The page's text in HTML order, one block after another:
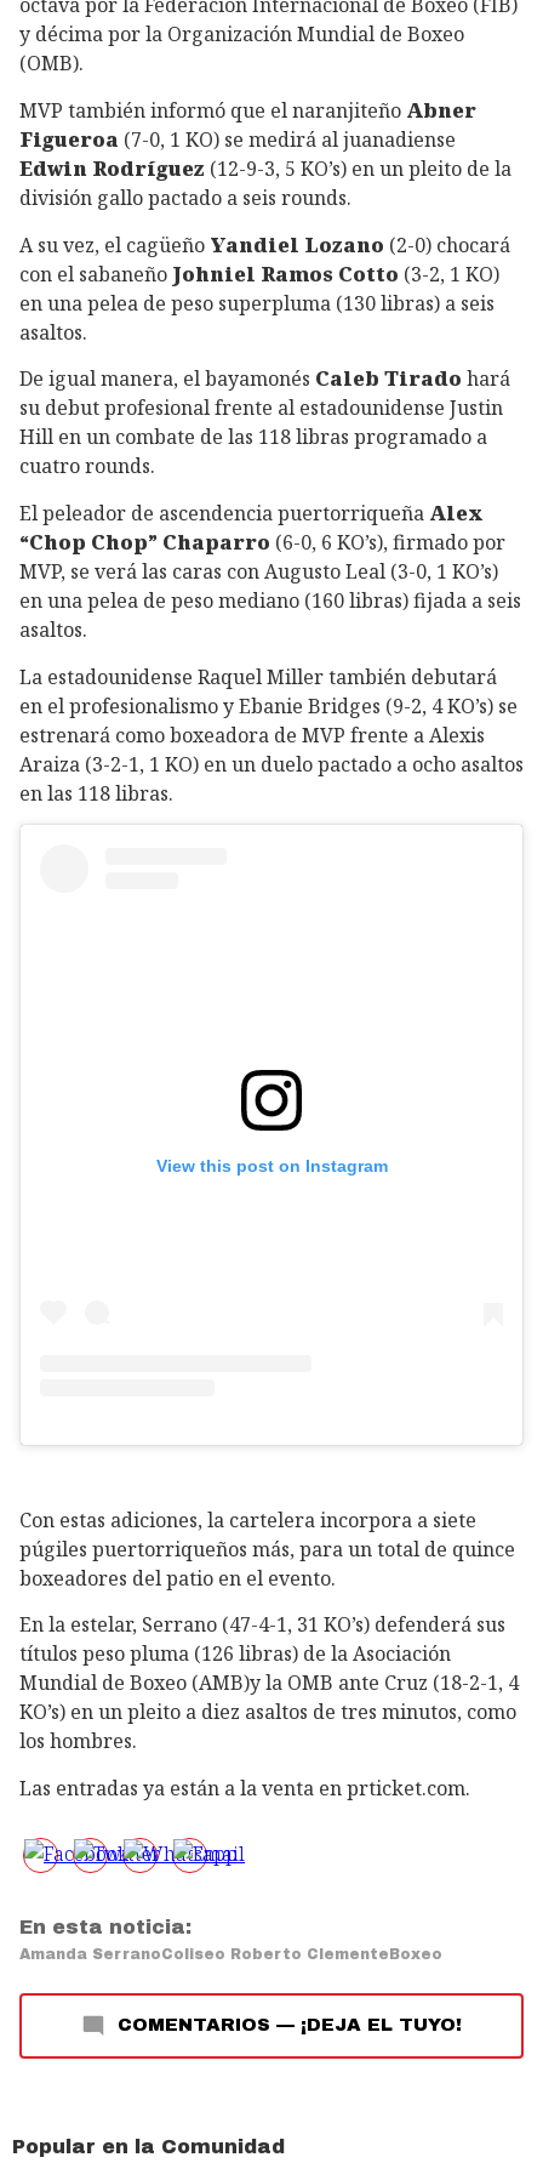
y décima por la Organización Mundial de Boxeo
(OMB).
MVP también informó que el naranjiteño Abner
Figueroa (7-0, 1 KO) se medirá al juanadiense
Edwin Rodríguez (12-9-3, 5 KO’s) en un pleito de la
división gallo pactado a seis rounds.
A su vez, el cagüeño Yandiel Lozano (2-0) chocará
con el sabaneño Johniel Ramos Cotto (3-2, 1 KO)
en una pelea de peso superpluma (130 libras) a seis
asaltos.
De igual manera, el bayamonés Caleb Tirado hará
su debut profesional frente al estadounidense Justin
Hill en un combate de las 118 libras programado a
cuatro rounds.
El peleador de ascendencia puertorriqueña Alex
“Chop Chop” Chaparro (6-0, 6 KO’s), firmado por
MVP, se verá las caras con Augusto Leal (3-0, 1 KO’s)
en una pelea de peso mediano (160 libras) fijada a seis
asaltos.
La estadounidense Raquel Miller también debutará
en el profesionalismo y Ebanie Bridges (9-2, 4 KO’s) se
estrenará como boxeadora de MVP frente a Alexis
Araiza (3-2-1, 1 KO) en un duelo pactado a ocho asaltos
en las 118 libras.
View this post on Instagram
Con estas adiciones, la cartelera incorpora a siete
púgiles puertorriqueños más, para un total de quince
boxeadores del patio en el evento.
En la estelar, Serrano (47-4-1, 31 KO’s) defenderá sus
títulos peso pluma (126 libras) de la Asociación
Mundial de Boxeo (AMB)y la OMB ante Cruz (18-2-1, 4
KO’s) en un pleito a diez asaltos de tres minutos, como
los hombres.
Las entradas ya están a la venta en prticket.com.
En esta noticia:
Amanda SerranoColiseo Roberto Clemente Boxeo
COMENTARIOS — ¡DEJA EL TUYO!
Popular en la Comunidad